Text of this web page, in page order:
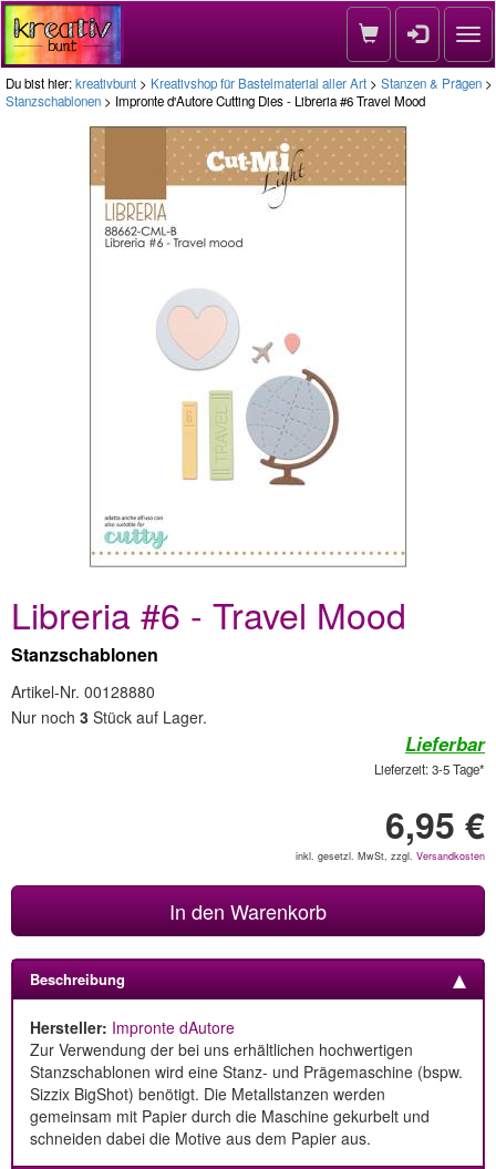
Du bist hier:kreativbunt > Kreativshop für Bastelmaterial aller Art > Stanzen & Prägen >
Stanzschablonen > Impronte d'Autore Cutting Dies - Libreria #6 Travel Mood
Libreria #6 - Travel Mood
Stanzschablonen
Artikel-Nr. 00128880
Nur noch 3 Stück auf Lager.
Lieferbar
Lieferzeit: 3-5 Tage*
6,95 €
inkl. gesetzl. MwSt, zzgl. Versandkosten
In den Warenkorb
Beschreibung
Hersteller: Impronte dAutore
Zur Verwendung der bei uns erhältlichen hochwertigen
Stanzschablonen wird eine Stanz- und Prägemaschine (bspw.
Sizzix BigShot) benötigt. Die Metallstanzen werden
gemeinsam mit Papier durch die Maschine gekurbelt und
schneiden dabei die Motive aus dem Papier aus.